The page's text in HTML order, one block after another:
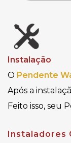
Instalação
O Pendente
Após a
Feito isso, seu
Instaladores